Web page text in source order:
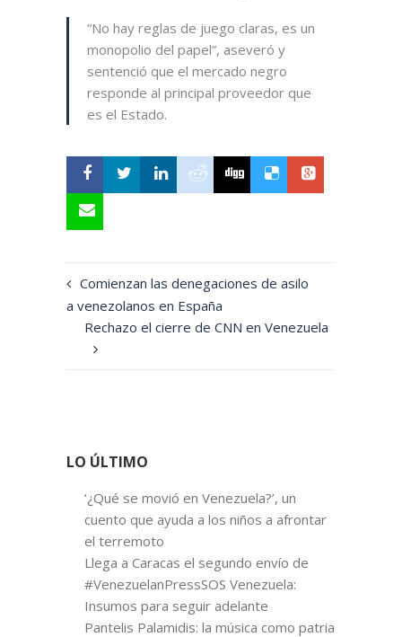
“No hay reglas de juego claras, es un
monopolio del papel”, aseveró y
sentenció que el mercado negro
responde al principal proveedor que
es el Estado.
Comienzan las denegaciones de asilo
a venezolanos en España
Rechazo el cierre de CNN en Venezuela
LO ÚLTIMO
‘¿Qué se movió en Venezuela?’, un
cuento que ayuda a los niños a afrontar
el terremoto
Llega a Caracas el segundo envío de
#VenezuelanPressSOS Venezuela:
Insumos para seguir adelante
Pantelis Palamidis: la música como patria